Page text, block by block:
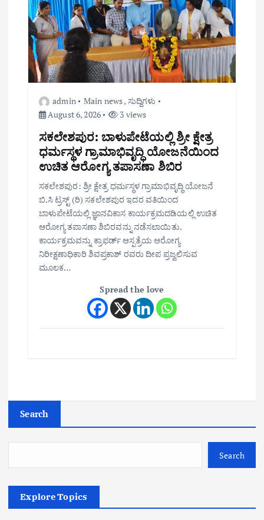
admin Main news, ಸುದ್ದಿಗಳು
August 6, 2026
3 views
ಸಕಲೇಶಪುರ: ಬಾಳುಪೇಟೆಯಲ್ಲಿ ಶ್ರೀ ಕ್ಷೇತ್ರ
ಧರ್ಮಸ್ಥಳ ಗ್ರಾಮಾಭಿವೃದ್ಧಿ ಯೋಜನೆಯಿಂದ
ಉಚಿತ ಆರೋಗ್ಯ ತಪಾಸಣಾ ಶಿಬಿರ
ಸಕಲೇಶಪುರ: ಶ್ರೀ ಕ್ಷೇತ್ರ ಧರ್ಮಸ್ಥಳ ಗ್ರಾಮಾಭಿವೃದ್ಧಿ ಯೋಜನೆ
ಬಿ.ಸಿ ಟ್ರಸ್ಟ್ (ರಿ) ಸಕಲೇಶಪುರ ಇದರ ವತಿಯಿಂದ
ಬಾಳುಪೇಟೆಯಲ್ಲಿ ಜ್ಞಾನವಿಕಾಸ ಕಾರ್ಯಕ್ರಮದಡಿಯಲ್ಲಿ ಉಚಿತ
ಆರೋಗ್ಯ ತಪಾಸಣಾ ಶಿಬಿರವನ್ನು ನಡೆಸಲಾಯಿತು.
ಕಾರ್ಯಕ್ರಮವನ್ನು ಕ್ರಾಫರ್ಡ್ ಆಸ್ಪತ್ರೆಯ ಆರೋಗ್ಯ
ನಿರೀಕ್ಷಣಾಧಿಕಾರಿ ಶಿವಪ್ರಕಾಶ್ ರವರು ದೀಪ ಪ್ರಜ್ವಲಿಸುವ
ಮೂಲಕ…
Spread the love
Search
Search
Explore Topics